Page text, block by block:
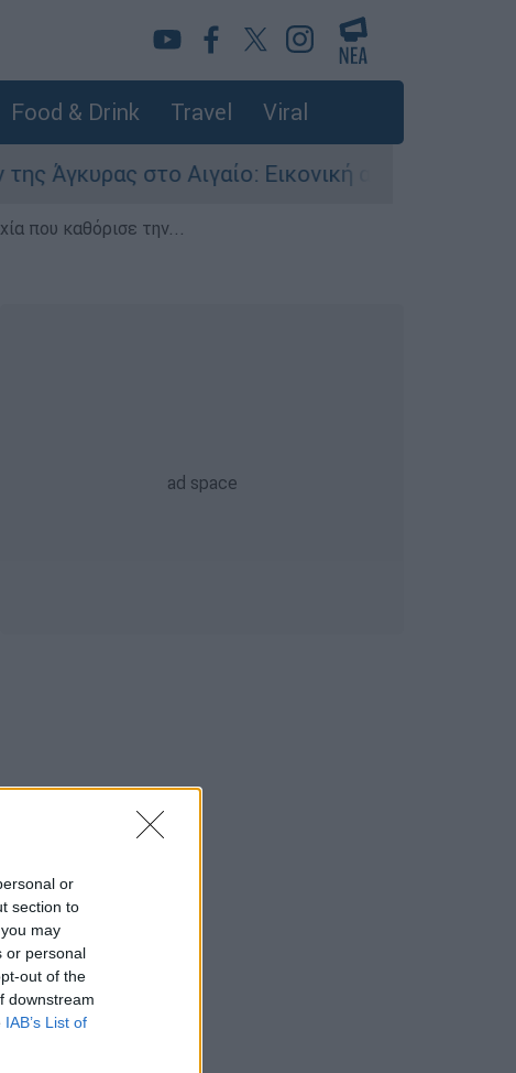
or
section to
may
or personal
out of the
downstream
IAB’s List of
Food & Drink Travel Viral
στο Αιγαίο: Εικονική αερομαχία ανάμεσα
που καθόρισε την...